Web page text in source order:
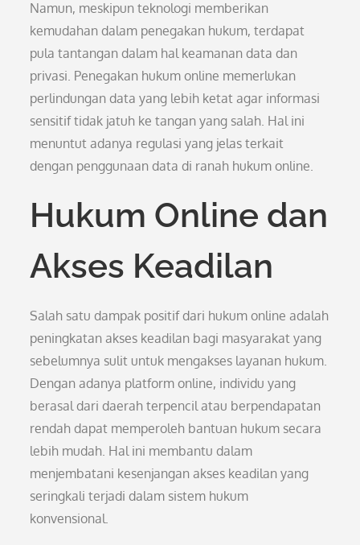
Namun, meskipun teknologi memberikan
kemudahan dalam penegakan hukum, terdapat
pula tantangan dalam hal keamanan data dan
privasi. Penegakan hukum online memerlukan
perlindungan data yang lebih ketat agar informasi
sensitif tidak jatuh ke tangan yang salah. Hal ini
menuntut adanya regulasi yang jelas terkait
dengan penggunaan data di ranah hukum online.
Hukum Online dan
Akses Keadilan
Salah satu dampak positif dari hukum online adalah
peningkatan akses keadilan bagi masyarakat yang
sebelumnya sulit untuk mengakses layanan hukum.
Dengan adanya platform online, individu yang
berasal dari daerah terpencil atau berpendapatan
rendah dapat memperoleh bantuan hukum secara
lebih mudah. Hal ini membantu dalam
menjembatani kesenjangan akses keadilan yang
seringkali terjadi dalam sistem hukum
konvensional.